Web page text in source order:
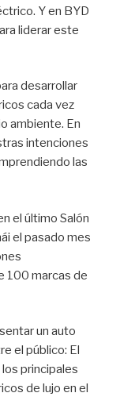
Y en BYD
liderar este
desarrollar
cada vez
ambiente. En
intenciones
las
el último Salón
el pasado mes
100 marcas de
un auto
el público: El
principales
de lujo en el